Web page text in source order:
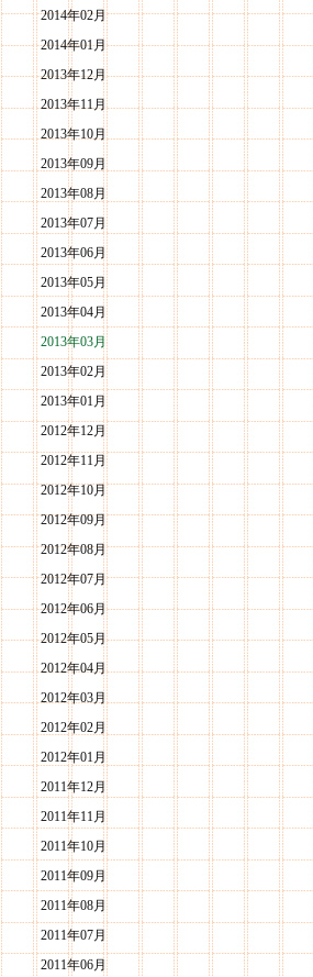
2014年02月
2014年01月
2013年12月
2013年11月
2013年10月
2013年09月
2013年08月
2013年07月
2013年06月
2013年05月
2013年04月
2013年03月
2013年02月
2013年01月
2012年12月
2012年11月
2012年10月
2012年09月
2012年08月
2012年07月
2012年06月
2012年05月
2012年04月
2012年03月
2012年02月
2012年01月
2011年12月
2011年11月
2011年10月
2011年09月
2011年08月
2011年07月
2011年06月